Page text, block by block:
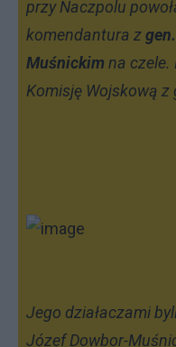
przy Naczpolu
komendantura z
Muśnickim na czele.
Komisję Wojskową
Jego działaczami
Józef Dowbor-